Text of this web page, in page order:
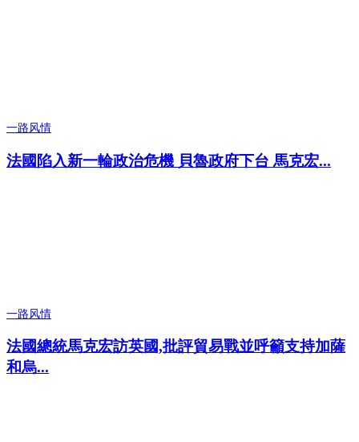
一路风情
法國陷入新一輪政治危機 貝魯政府下台 馬克宏...
一路风情
法國總統馬克宏訪英國,批評貿易戰並呼籲支持加薩
和烏...